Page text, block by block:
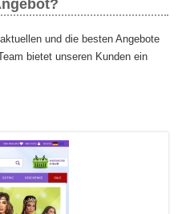
und die besten Angebote
bietet unseren Kunden ein